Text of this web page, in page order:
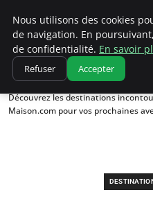
Correze Co
Accueil
Destinations de voyage
Découvrez les destinations
Maison.com pour vos prochaines
Nous utilisons des cookies
de navigation. En
de confidentialité. En savoir
Refuser Accepter